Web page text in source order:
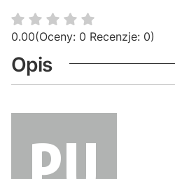
0.00(Oceny: 0 Recenzje: 0)
Opis